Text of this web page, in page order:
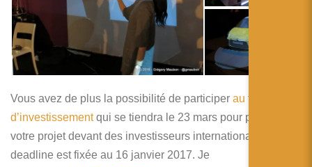
Vous avez de plus la possibilité de participer au forum
d’investissementqui se tiendra le 23 mars pour présenter
votre projet devant des investisseurs internationaux. La
deadline est fixée au 16 janvier 2017. Je